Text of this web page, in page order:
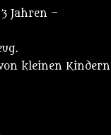
Jahren –
kleinen Kindern